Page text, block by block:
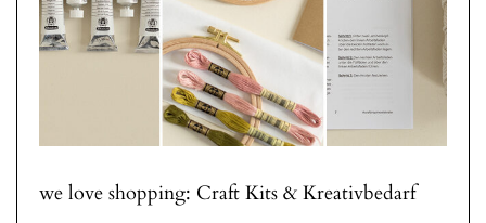
we love shopping: Craft Kits & Kreativbedarf